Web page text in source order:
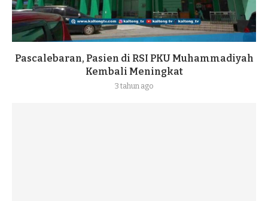
Pascalebaran, Pasien di RSI PKU Muhammadiyah
Kembali Meningkat
3 tahun ago